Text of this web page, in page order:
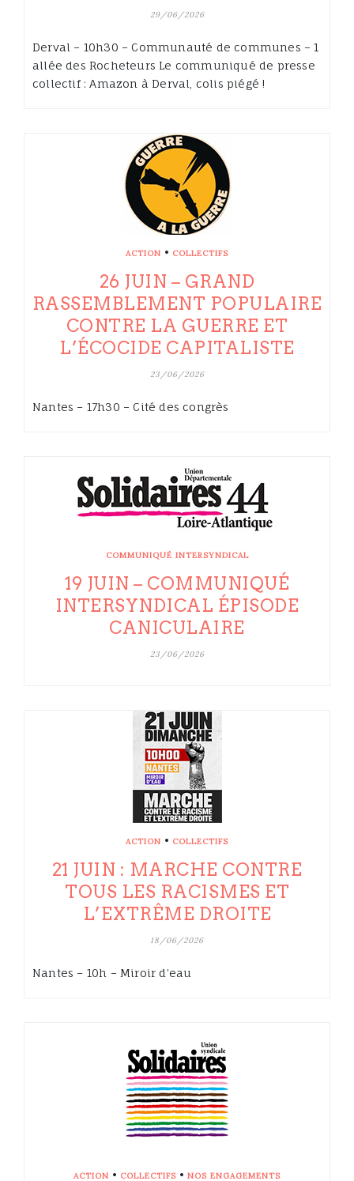
29/06/2026
Derval – 10h30 – Communauté de communes – 1
allée des Rocheteurs Le communiqué de presse
collectif : Amazon à Derval, colis piégé !
ACTION • COLLECTIFS
26 JUIN – GRAND
RASSEMBLEMENT POPULAIRE
CONTRE LA GUERRE ET
L’ÉCOCIDE CAPITALISTE
23/06/2026
Nantes – 17h30 – Cité des congrès
COMMUNIQUÉ INTERSYNDICAL
19 JUIN – COMMUNIQUÉ
INTERSYNDICAL ÉPISODE
CANICULAIRE
23/06/2026
ACTION • COLLECTIFS
21 JUIN : MARCHE CONTRE
TOUS LES RACISMES ET
L’EXTRÊME DROITE
18/06/2026
Nantes – 10h – Miroir d’eau
ACTION • COLLECTIFS • NOS ENGAGEMENTS